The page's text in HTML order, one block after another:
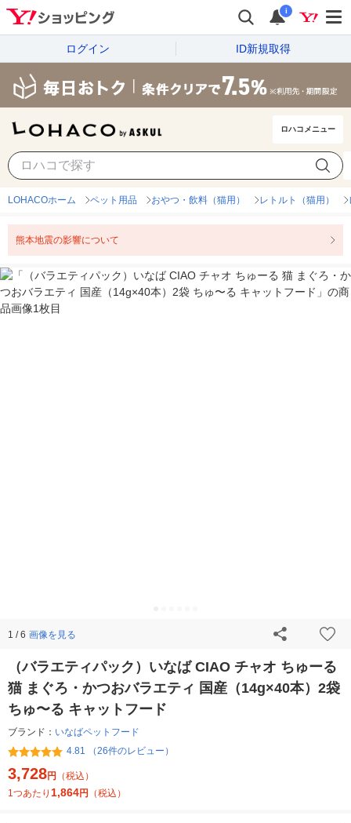
i
ログイン ID新規取得
ロハコメニュー
LOHACOホーム ペット用品 おやつ・飲料（猫用） レトルト（猫用）
熊本地震の影響について
1 / 6 画像を見る
（バラエティパック）いなば CIAO チャオ ちゅーる
猫 まぐろ・かつおバラエティ 国産（14g×40本）2袋
ちゅ〜る キャットフード
ブランド： いなばペットフード
4.81 （26件のレビュー）
3,728円
（税込）
1つあたり 1,864円 （税込）